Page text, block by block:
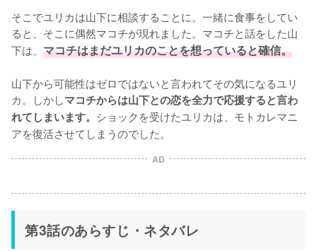
そこでユリカは山下に相談することに。一緒に食事をしてい
ると、そこに偶然マコチが現れました。マコチと話をした山
下は、 マコチはまだユリカのことを想っていると確信。
山下から可能性はゼロではないと言われてその気になるユリ
カ。しかしマコチからは山下との恋を全力で応援すると言わ
れてしまいます。 ショックを受けたユリカは、モトカレマニ
アを復活させてしまうのでした。
AD
第3話のあらすじ・ネタバレ